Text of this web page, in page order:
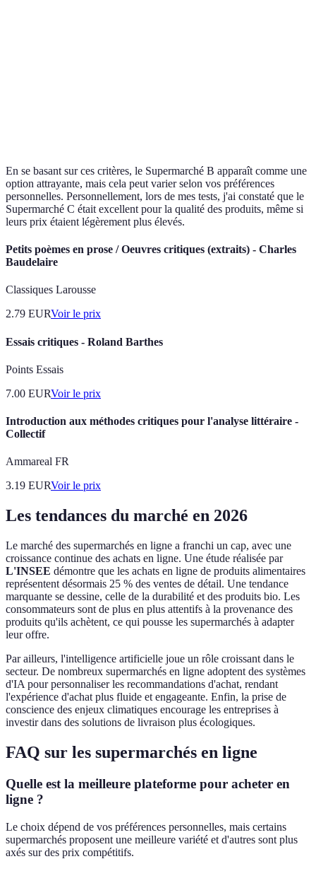
En se basant sur ces critères, le Supermarché B apparaît comme une
option attrayante, mais cela peut varier selon vos préférences
personnelles. Personnellement, lors de mes tests, j'ai constaté que le
Supermarché C était excellent pour la qualité des produits, même si
leurs prix étaient légèrement plus élevés.
Petits poèmes en prose / Oeuvres critiques (extraits) - Charles
Baudelaire
Classiques Larousse
2.79 EURVoir le prix
Essais critiques - Roland Barthes
Points Essais
7.00 EURVoir le prix
Introduction aux méthodes critiques pour l'analyse littéraire -
Collectif
Ammareal FR
3.19 EURVoir le prix
Les tendances du marché en 2026
Le marché des supermarchés en ligne a franchi un cap, avec une
croissance continue des achats en ligne. Une étude réalisée par
L'INSEE démontre que les achats en ligne de produits alimentaires
représentent désormais 25 % des ventes de détail. Une tendance
marquante se dessine, celle de la durabilité et des produits bio. Les
consommateurs sont de plus en plus attentifs à la provenance des
produits qu'ils achètent, ce qui pousse les supermarchés à adapter
leur offre.
Par ailleurs, l'intelligence artificielle joue un rôle croissant dans le
secteur. De nombreux supermarchés en ligne adoptent des systèmes
d'IA pour personnaliser les recommandations d'achat, rendant
l'expérience d'achat plus fluide et engageante. Enfin, la prise de
conscience des enjeux climatiques encourage les entreprises à
investir dans des solutions de livraison plus écologiques.
FAQ sur les supermarchés en ligne
Quelle est la meilleure plateforme pour acheter en
ligne ?
Le choix dépend de vos préférences personnelles, mais certains
supermarchés proposent une meilleure variété et d'autres sont plus
axés sur des prix compétitifs.